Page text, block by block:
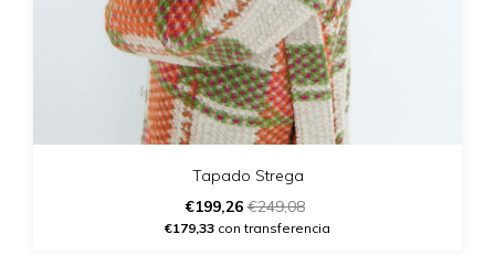
Tapado Strega
€199,26€249,08
€179,33 con transferencia